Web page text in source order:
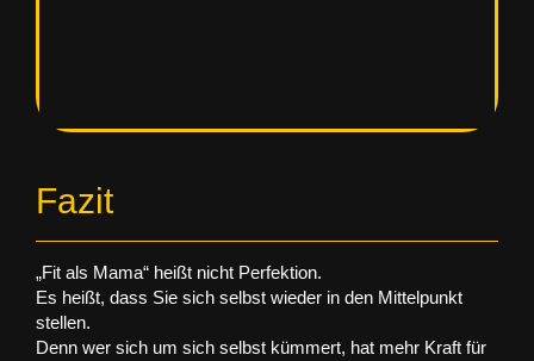
Fazit
„Fit als Mama“ heißt nicht Perfektion.
Es heißt, dass Sie sich selbst wieder in den Mittelpunkt
stellen.
Denn wer sich um sich selbst kümmert, hat mehr Kraft für